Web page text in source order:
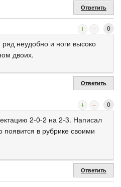
Ответить
0
неудобно и ноги высоко
двоих.
Ответить
0
2-0-2 на 2-3. Написал
появится в рубрике своими
Ответить